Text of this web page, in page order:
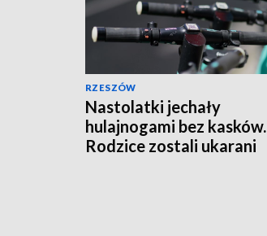
RZESZÓW
Nastolatki jechały
hulajnogami bez kasków.
Rodzice zostali ukarani